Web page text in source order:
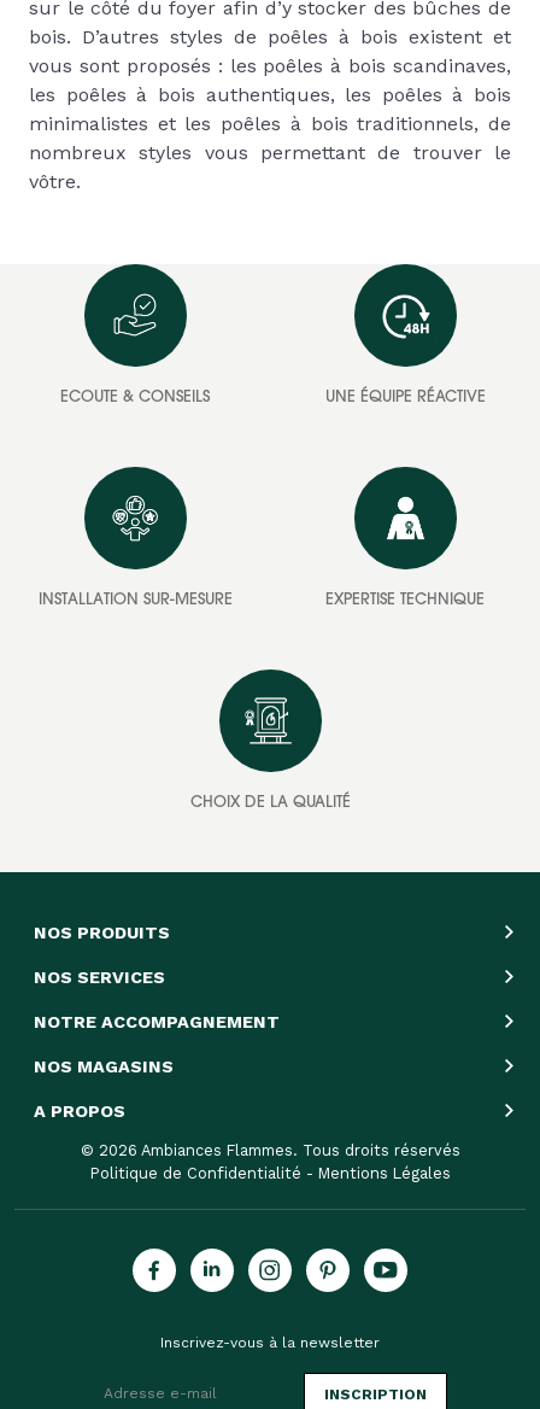
sur le côté du foyer afin d’y stocker des bûches de
bois. D’autres styles de poêles à bois existent et
vous sont proposés : les poêles à bois scandinaves,
les poêles à bois authentiques, les poêles à bois
minimalistes et les poêles à bois traditionnels, de
nombreux styles vous permettant de trouver le
vôtre.
ECOUTE & CONSEILS UNE ÉQUIPE RÉACTIVE
INSTALLATION SUR-MESURE EXPERTISE TECHNIQUE
CHOIX DE LA QUALITÉ
NOS PRODUITS
NOS SERVICES
NOTRE ACCOMPAGNEMENT
NOS MAGASINS
A PROPOS
© 2026 Ambiances Flammes. Tous droits réservés
Politique de Confidentialité - Mentions Légales
Inscrivez-vous à la newsletter
INSCRIPTION